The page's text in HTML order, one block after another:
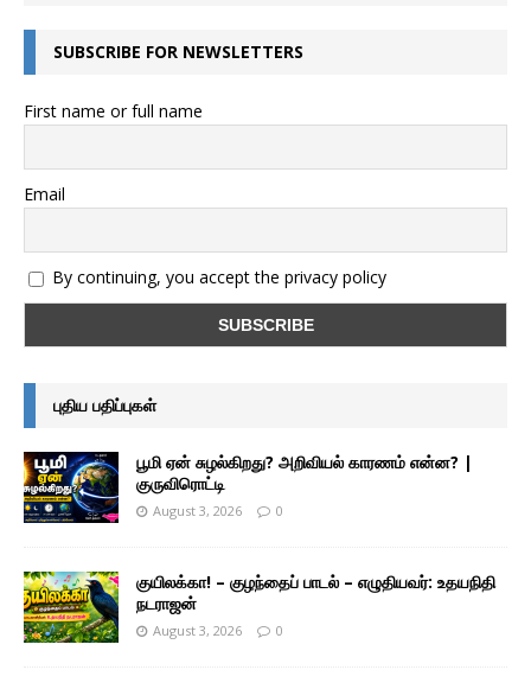
SUBSCRIBE FOR NEWSLETTERS
First name or full name
Email
By continuing, you accept the privacy policy
புதிய பதிப்புகள்
பூமி ஏன் சுழல்கிறது? அறிவியல் காரணம் என்ன? |
குருவிரொட்டி
August 3, 2026 0
குயிலக்கா! – குழந்தைப் பாடல் – எழுதியவர்: உதயநிதி
நடராஜன்
August 3, 2026 0